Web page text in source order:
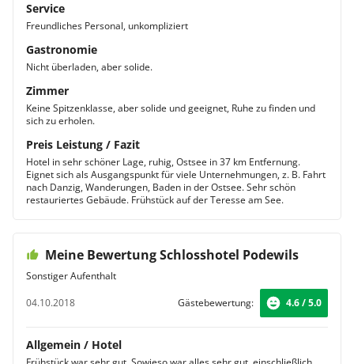
Service
Freundliches Personal, unkompliziert
Gastronomie
Nicht überladen, aber solide.
Zimmer
Keine Spitzenklasse, aber solide und geeignet, Ruhe zu finden und
sich zu erholen.
Preis Leistung / Fazit
Hotel in sehr schöner Lage, ruhig, Ostsee in 37 km Entfernung.
Eignet sich als Ausgangspunkt für viele Unternehmungen, z. B. Fahrt
nach Danzig, Wanderungen, Baden in der Ostsee. Sehr schön
restauriertes Gebäude. Frühstück auf der Teresse am See.
Meine Bewertung Schlosshotel Podewils
Sonstiger Aufenthalt
04.10.2018
Gästebewertung: 4.6 / 5.0
Allgemein / Hotel